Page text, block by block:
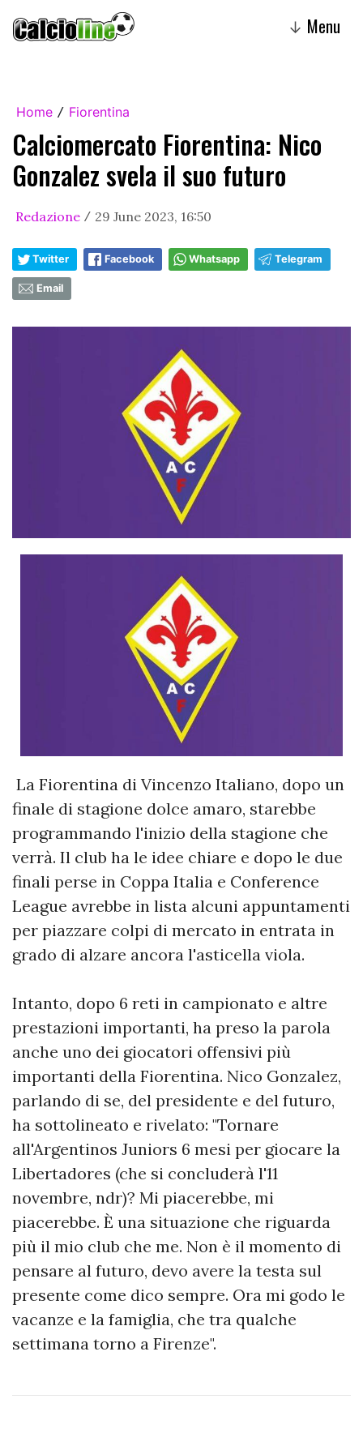
↓ Menu
Home / Fiorentina
Calciomercato Fiorentina: Nico
Gonzalez svela il suo futuro
Redazione / 29 June 2023, 16:50
Twitter Facebook Whatsapp Telegram
Email
La Fiorentina di Vincenzo Italiano, dopo un
finale di stagione dolce amaro, starebbe
programmando l'inizio della stagione che
verrà. Il club ha le idee chiare e dopo le due
finali perse in Coppa Italia e Conference
League avrebbe in lista alcuni appuntamenti
per piazzare colpi di mercato in entrata in
grado di alzare ancora l'asticella viola.
Intanto, dopo 6 reti in campionato e altre
prestazioni importanti, ha preso la parola
anche uno dei giocatori offensivi più
importanti della Fiorentina. Nico Gonzalez,
parlando di se, del presidente e del futuro,
ha sottolineato e rivelato: "Tornare
all'Argentinos Juniors 6 mesi per giocare la
Libertadores (che si concluderà l'11
novembre, ndr)? Mi piacerebbe, mi
piacerebbe. È una situazione che riguarda
più il mio club che me. Non è il momento di
pensare al futuro, devo avere la testa sul
presente come dico sempre. Ora mi godo le
vacanze e la famiglia, che tra qualche
settimana torno a Firenze".